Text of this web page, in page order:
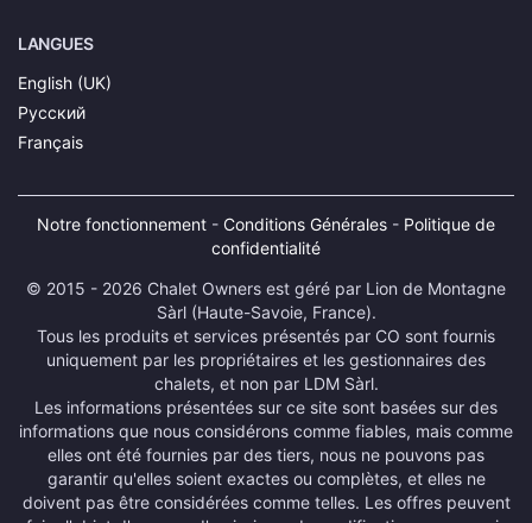
LANGUES
English (UK)
Русский
Français
Notre fonctionnement - Conditions Générales - Politique de
confidentialité
© 2015 - 2026 Chalet Owners est géré par Lion de Montagne
Sàrl (Haute-Savoie, France).
Tous les produits et services présentés par CO sont fournis
uniquement par les propriétaires et les gestionnaires des
chalets, et non par LDM Sàrl.
Les informations présentées sur ce site sont basées sur des
informations que nous considérons comme fiables, mais comme
elles ont été fournies par des tiers, nous ne pouvons pas
garantir qu'elles soient exactes ou complètes, et elles ne
doivent pas être considérées comme telles. Les offres peuvent